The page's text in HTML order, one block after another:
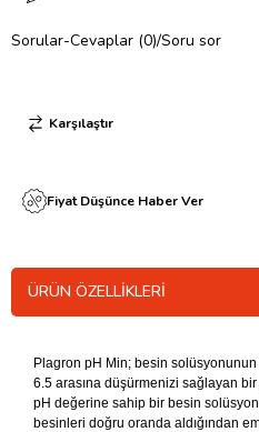
Sorular-Cevaplar (0)/Soru sor
Karşılaştır
Fiyat Düşünce Haber Ver
ÜRÜN ÖZELLIKLERI
Plagron pH Min; besin
6.5 arasına düşürmenizi sağlayan
pH değerine sahip bir besin
besinleri doğru oranda aldığından